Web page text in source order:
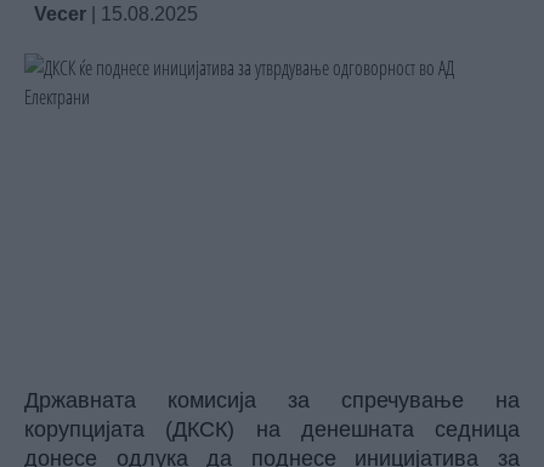
Vecer 15.08.2025
Државната комисија за спречување на
корупцијата (ДКСК) на денешната седница
донесе одлука да поднесе иницијатива за